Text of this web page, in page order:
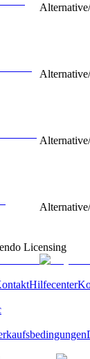
Licensing
Hilfecenter